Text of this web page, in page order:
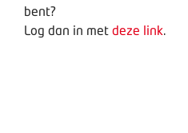
bent?
Log dan in met deze link.